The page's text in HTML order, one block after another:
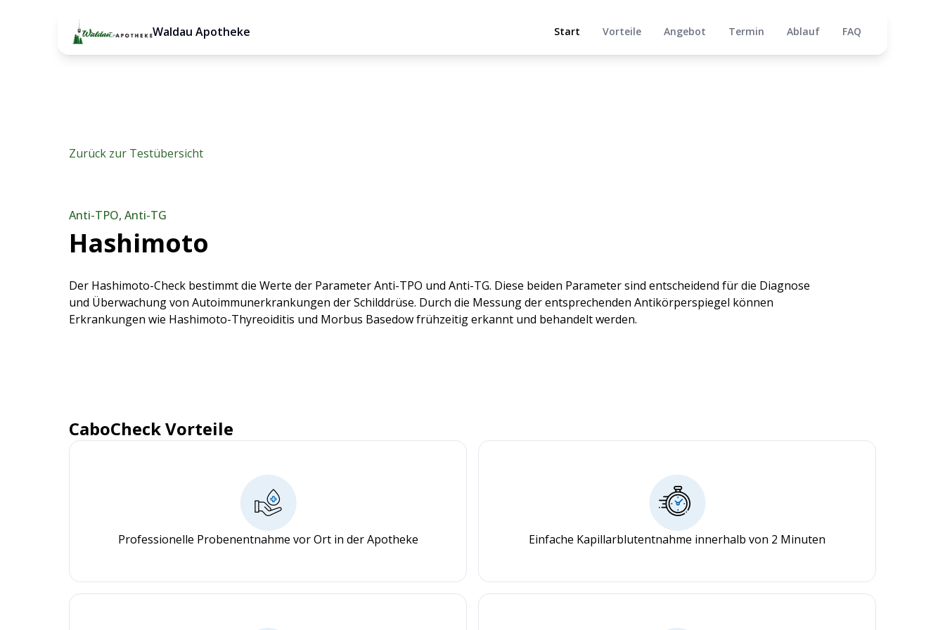
Waldau Apotheke Start Vorteile Angebot Termin Ablauf FAQ
Zurück zur Testübersicht
Anti-TPO, Anti-TG
Hashimoto
Der Hashimoto-Check bestimmt die Werte der Parameter Anti-TPO und Anti-TG. Diese beiden Parameter sind entscheidend für die Diagnose
und Überwachung von Autoimmunerkrankungen der Schilddrüse. Durch die Messung der entsprechenden Antikörperspiegel können
Erkrankungen wie Hashimoto-Thyreoiditis und Morbus Basedow frühzeitig erkannt und behandelt werden.
CaboCheck Vorteile
Professionelle Probenentnahme vor Ort in der Apotheke Einfache Kapillarblutentnahme innerhalb von 2 Minuten